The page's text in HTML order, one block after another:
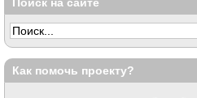
Как помочь проекту?